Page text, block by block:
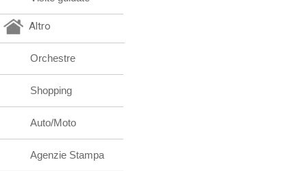
Altro
Orchestre
Shopping
Auto/Moto
Agenzie Stampa